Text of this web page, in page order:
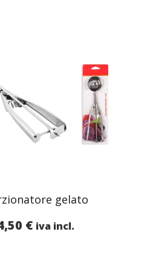
gelato
€ iva incl.